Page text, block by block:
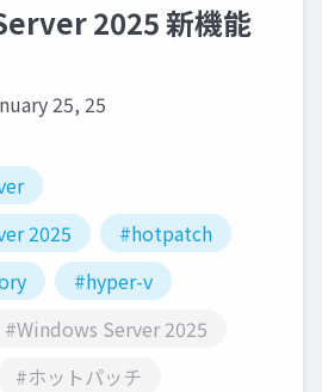
2025 新機能
25, 25
2025
#hotpatch
#hyper-v
#Windows Server 2025
#ホットパッチ